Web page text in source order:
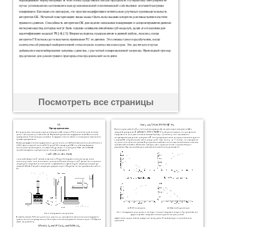
Посмотреть все страницы